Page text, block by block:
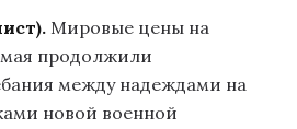
Мировые цены на
мая продолжили
между надеждами на
новой военной